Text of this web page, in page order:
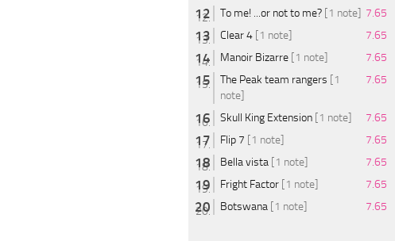
To me! ...or not to me? [1 note]
7.65
Clear 4 [1 note]
7.65
Manoir Bizarre [1 note]
7.65
The Peak team rangers [1
note]
7.65
Skull King Extension [1 note]
7.65
Flip 7 [1 note]
7.65
Bella vista [1 note]
7.65
Fright Factor [1 note]
7.65
Botswana [1 note] 7.65